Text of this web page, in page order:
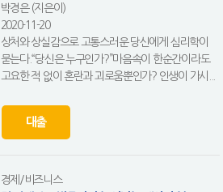
박경은 (지은이)
2020-11-20
상처와 상실감으로 고통스러운 당신에게 심리학이
묻는다.“당신은 누구인가?”마음속이 한순간이라도
고요한 적 없이 혼란과 괴로움뿐인가? 인생이 가시...
대출
경제/비즈니스